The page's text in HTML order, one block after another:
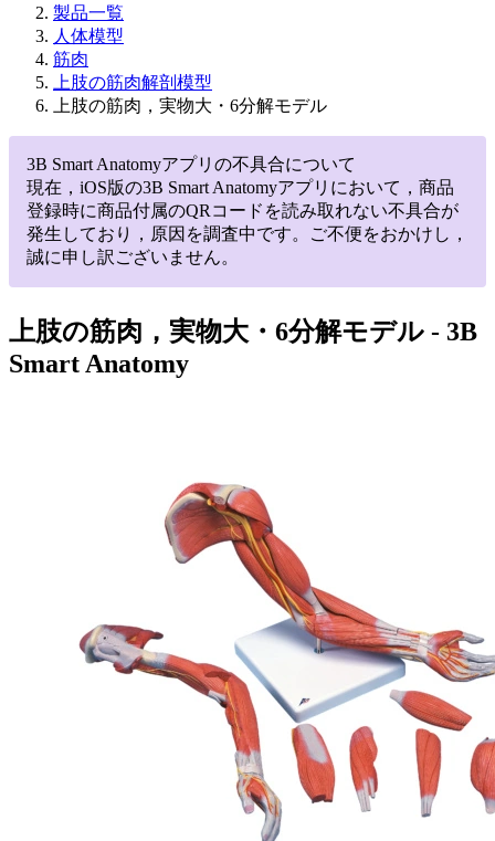
製品一覧
人体模型
筋肉
上肢の筋肉解剖模型
上肢の筋肉，実物大・6分解モデル
3B Smart Anatomyアプリの不具合について
現在，iOS版の3B Smart Anatomyアプリにおいて，商品
登録時に商品付属のQRコードを読み取れない不具合が
発生しており，原因を調査中です。ご不便をおかけし，
誠に申し訳ございません。
上肢の筋肉，実物大・6分解モデル - 3B
Smart Anatomy